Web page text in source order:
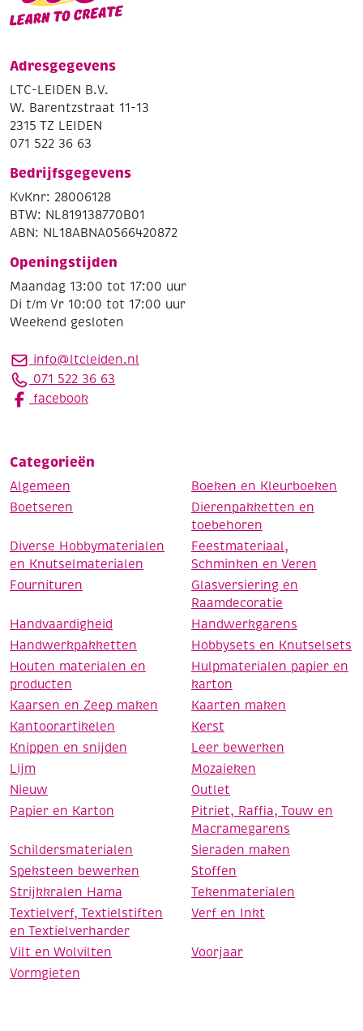
Adresgegevens
LTC-LEIDEN B.V.
W. Barentzstraat 11-13
2315 TZ LEIDEN
071 522 36 63
Bedrijfsgegevens
KvKnr: 28006128
BTW: NL819138770B01
ABN: NL18ABNA0566420872
Openingstijden
Maandag 13:00 tot 17:00 uur
Di t/m Vr 10:00 tot 17:00 uur
Weekend gesloten
info@ltcleiden.nl
071 522 36 63
facebook
Categorieën
Algemeen
Boeken en Kleurboeken
Boetseren
Dierenpakketten en
toebehoren
Diverse Hobbymaterialen
en Knutselmaterialen
Feestmateriaal,
Schminken en Veren
Fournituren
Glasversiering en
Raamdecoratie
Handvaardigheid
Handwerkgarens
Handwerkpakketten
Hobbysets en Knutselsets
Houten materialen en
producten
Hulpmaterialen papier en
karton
Kaarsen en Zeep maken
Kaarten maken
Kantoorartikelen
Kerst
Knippen en snijden
Leer bewerken
Lijm
Mozaieken
Nieuw
Outlet
Papier en Karton
Pitriet, Raffia, Touw en
Macramegarens
Schildersmaterialen
Sieraden maken
Speksteen bewerken
Stoffen
Strijkkralen Hama
Tekenmaterialen
Textielverf, Textielstiften
en Textielverharder
Verf en Inkt
Vilt en Wolvilten
Voorjaar
Vormgieten